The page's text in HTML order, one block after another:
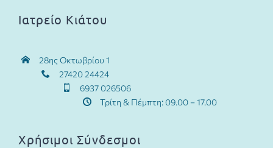
Ιατρείο Κιάτου
28ης Οκτωβρίου 1
27420 24424
6937 026506
Τρίτη & Πέμπτη: 09.00 – 17.00
Χρήσιμοι Σύνδεσμοι